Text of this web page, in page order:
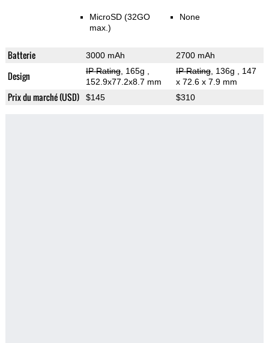
MicroSD (32GO
max.)
None
Batterie 3000 mAh 2700 mAh
Design IP Rating, 165g
152.9x77.2x8.7 mm
IP Rating, 136g
, 147
x 72.6 x 7.9 mm
Prix du marché (USD) $145 $310